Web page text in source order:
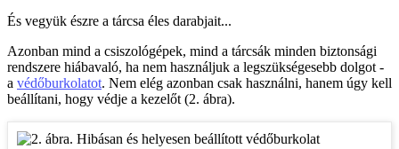
És vegyük észre a tárcsa éles darabjait...
Azonban mind a csiszológépek, mind a tárcsák minden biztonsági
rendszere hiábavaló, ha nem használjuk a legszükségesebb dolgot -
a védőburkolatot. Nem elég azonban csak használni, hanem úgy kell
beállítani, hogy védje a kezelőt (2. ábra).